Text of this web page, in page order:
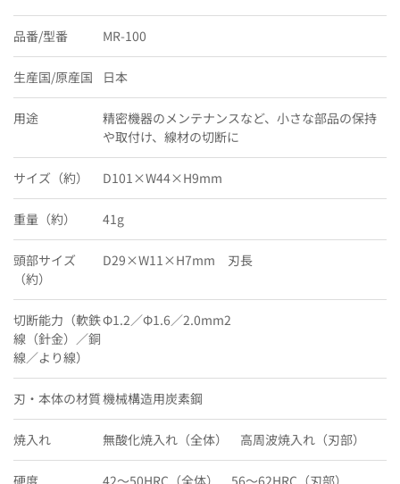
品番/型番 MR-100
生産国/原産国 日本
用途
精密機器のメンテナンスなど、小さな部品の保持
や取付け、線材の切断に
サイズ（約） D101×W44×H9mm
重量（約） 41g
頭部サイズ
（約）
D29×W11×H7mm 刃長
切断能力（軟鉄
線（針金）／銅
線／より線）
Φ1.2／Φ1.6／2.0mm2
刃・本体の材質機械構造用炭素鋼
焼入れ 無酸化焼入れ（全体） 高周波焼入れ（刃部）
硬度 42〜50HRC（全体） 56〜62HRC（刃部）